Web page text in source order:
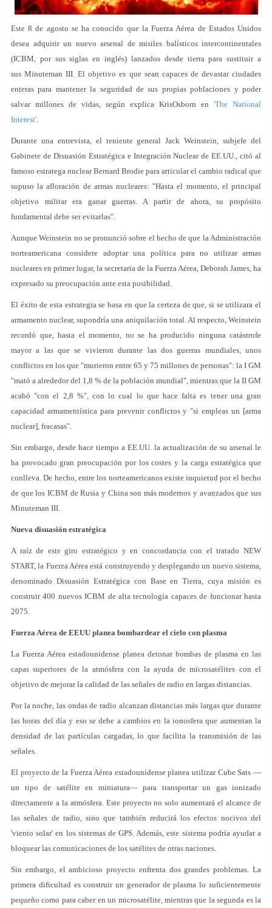
Este 8 de agosto se ha conocido que la Fuerza Aérea de Estados Unidos
desea adquirir un nuevo arsenal de misiles balísticos intercontinentales
(ICBM, por sus siglas en inglés) lanzados desde tierra para sustituir a
sus Minuteman III. El objetivo es que sean capaces de devastar ciudades
enteras para mantener la seguridad de sus propias poblaciones y poder
salvar millones de vidas, según explica KrisOsborn en 'The National
Interest'.
Durante una entrevista, el teniente general Jack Weinstein, subjefe del
Gabinete de Disuasión Estratégica e Integración Nuclear de EE.UU., citó al
famoso estratega nuclear Bernard Brodie para articular el cambio radical que
supuso la afloración de armas nucleares: "Hasta el momento, el principal
objetivo militar era ganar guerras. A partir de ahora, su propósito
fundamental debe ser evitarlas".
Aunque Weinstein no se pronunció sobre el hecho de que la Administración
norteamericana considere adoptar una política para no utilizar armas
nucleares en primer lugar, la secretaria de la Fuerza Aérea, Deborah James, ha
expresado su preocupación ante esta posibilidad.
El éxito de esta estrategia se basa en que la certeza de que, si se utilizara el
armamento nuclear, supondría una aniquilación total. Al respecto, Weinstein
recordó que, hasta el momento, no se ha producido ninguna catástrofe
mayor a las que se vivieron durante las dos guerras mundiales, unos
conflictos en los que "murieron entre 65 y 75 millones de personas": la I GM
"mató a alrededor del 1,8 % de la población mundial", mientras que la II GM
acabó "con el 2,8 %", con lo cual lo que hace falta es tener una gran
capacidad armamentística para prevenir conflictos y "si empleas un [arma
nuclear], fracasas".
Sin embargo, desde hace tiempo a EE.UU. la actualización de su arsenal le
ha provocado gran preocupación por los costes y la carga estratégica que
conlleva. De hecho, entre los norteamericanos existe inquietud por el hecho
de que los ICBM de Rusia y China son más modernos y avanzados que sus
Minuteman III.
Nueva disuasión estratégica
A raíz de este giro estratégico y en concordancia con el tratado NEW
START, la Fuerza Aérea está construyendo y desplegando un nuevo sistema,
denominado Disuasión Estratégica con Base en Tierra, cuya misión es
construir 400 nuevos ICBM de alta tecnología capaces de funcionar hasta
2075.
Fuerza Aérea de EEUU planea bombardear el cielo con plasma
La Fuerza Aérea estadounidense planea detonar bombas de plasma en las
capas superiores de la atmósfera con la ayuda de microsatélites con el
objetivo de mejorar la calidad de las señales de radio en largas distancias.
Por la noche, las ondas de radio alcanzan distancias más largas que durante
las horas del día y eso se debe a cambios en la ionosfera que aumentan la
densidad de las partículas cargadas, lo que facilita la transmisión de las
señales.
El proyecto de la Fuerza Aérea estadounidense planea utilizar Cube Sats —
un tipo de satélite en miniatura— para transportar un gas ionizado
directamente a la atmósfera. Este proyecto no solo aumentará el alcance de
las señales de radio, sino que también reducirá los efectos nocivos del
'viento solar' en los sistemas de GPS. Además, este sistema podría ayudar a
bloquear las comunicaciones de los satélites de otras naciones.
Sin embargo, el ambicioso proyecto enfrenta dos grandes problemas. La
primera dificultad es construir un generador de plasma lo suficientemente
pequeño como para caber en un microsatélite, mientras que la segunda es la